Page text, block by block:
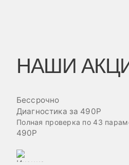
НАШИ
Бессрочно
Диагностика за 490Р
Полная проверка по 43
490Р